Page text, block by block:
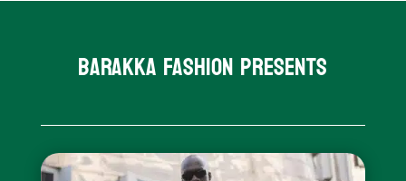
Barakka Fashion presents